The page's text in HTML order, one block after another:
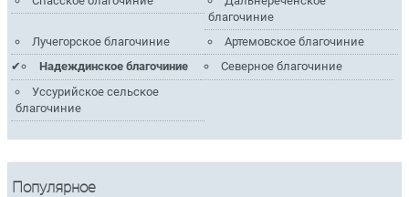
благочиние
Лучегорское благочиние
Артемовское благочиние
Надеждинское благочиние
Северное благочиние
Уссурийское сельское
благочиние
Популярное